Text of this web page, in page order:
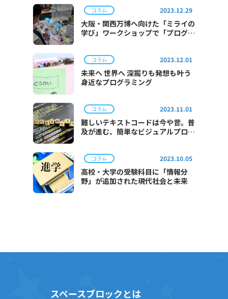
コラム 2023.12.29
大阪・関西万博へ向けた「ミライの
学び」ワークショップで「プログラ
コラム 2023.12.01
未来へ 世界へ 深掘りも発想も叶う
身近なプログラミング
コラム 2023.11.01
難しいテキストコードは今や昔。普
及が進む、簡単なビジュアルプログ
コラム 2023.10.05
高校・大学の受験科目に「情報分
野」が追加された現代社会と未来
スペースブロックとは